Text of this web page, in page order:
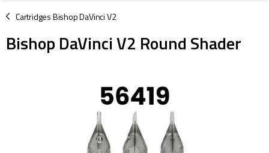
Cartridges Bishop DaVinci V2
/
Bishop DaVinci V2 Round Shader